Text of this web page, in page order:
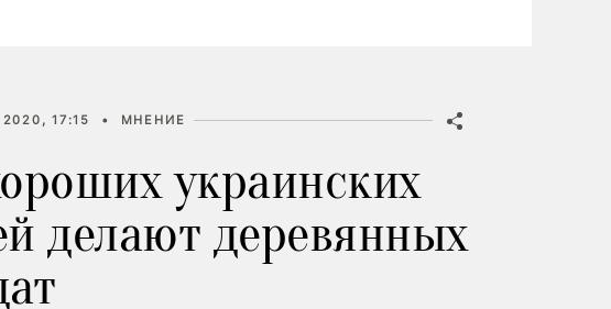
17:15 • МНЕНИЕ
украинских
делают деревянных